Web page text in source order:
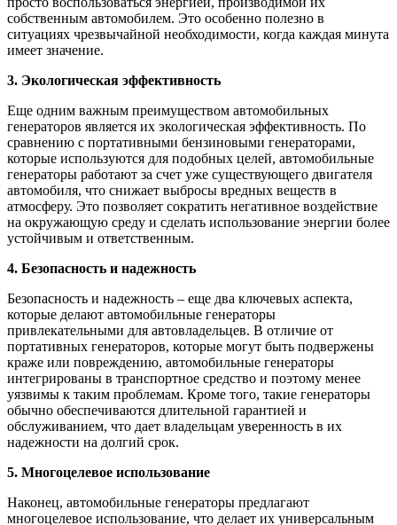
собственным автомобилем. Это особенно полезно в
ситуациях чрезвычайной необходимости, когда каждая минута
имеет значение.
3. Экологическая эффективность
Еще одним важным преимуществом автомобильных
генераторов является их экологическая эффективность. По
сравнению с портативными бензиновыми генераторами,
которые используются для подобных целей, автомобильные
генераторы работают за счет уже существующего двигателя
автомобиля, что снижает выбросы вредных веществ в
атмосферу. Это позволяет сократить негативное воздействие
на окружающую среду и сделать использование энергии более
устойчивым и ответственным.
4. Безопасность и надежность
Безопасность и надежность – еще два ключевых аспекта,
которые делают автомобильные генераторы
привлекательными для автовладельцев. В отличие от
портативных генераторов, которые могут быть подвержены
краже или повреждению, автомобильные генераторы
интегрированы в транспортное средство и поэтому менее
уязвимы к таким проблемам. Кроме того, такие генераторы
обычно обеспечиваются длительной гарантией и
обслуживанием, что дает владельцам уверенность в их
надежности на долгий срок.
5. Многоцелевое использование
Наконец, автомобильные генераторы предлагают
многоцелевое использование, что делает их универсальным